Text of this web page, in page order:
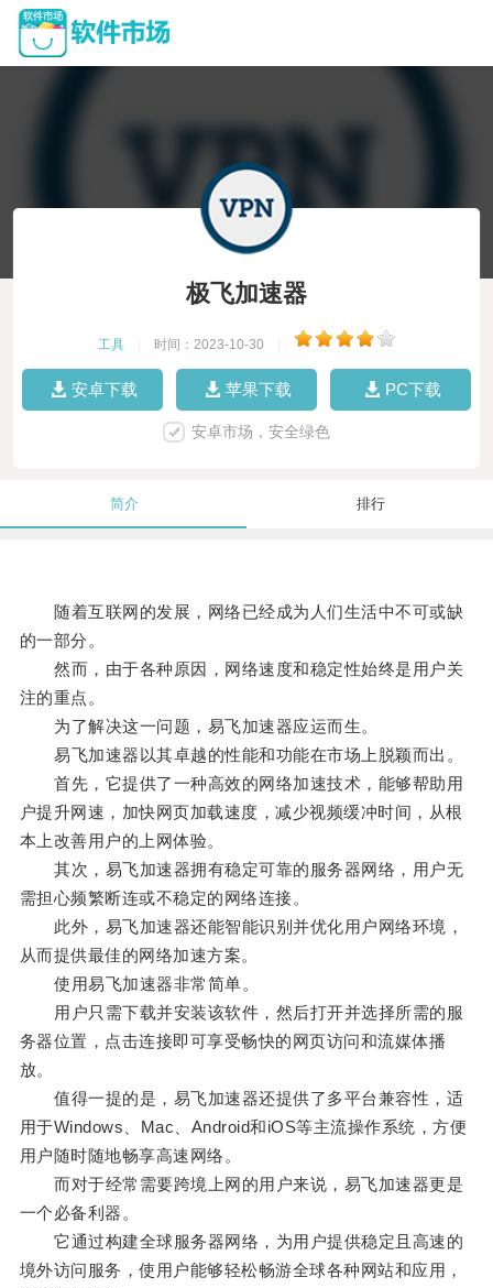
极飞加速器
工具 时间：2023-10-30
安卓下载 苹果下载 PC下载
安卓市场，安全绿色
简介 排行
随着互联网的发展，网络已经成为人们生活中不可或缺
的一部分。
然而，由于各种原因，网络速度和稳定性始终是用户关
注的重点。
为了解决这一问题，易飞加速器应运而生。
易飞加速器以其卓越的性能和功能在市场上脱颖而出。
首先，它提供了一种高效的网络加速技术，能够帮助用
户提升网速，加快网页加载速度，减少视频缓冲时间，从根
本上改善用户的上网体验。
其次，易飞加速器拥有稳定可靠的服务器网络，用户无
需担心频繁断连或不稳定的网络连接。
此外，易飞加速器还能智能识别并优化用户网络环境，
从而提供最佳的网络加速方案。
使用易飞加速器非常简单。
用户只需下载并安装该软件，然后打开并选择所需的服
务器位置，点击连接即可享受畅快的网页访问和流媒体播
放。
值得一提的是，易飞加速器还提供了多平台兼容性，适
用于Windows、Mac、Android和iOS等主流操作系统，方便
用户随时随地畅享高速网络。
而对于经常需要跨境上网的用户来说，易飞加速器更是
一个必备利器。
它通过构建全球服务器网络，为用户提供稳定且高速的
境外访问服务，使用户能够轻松畅游全球各种网站和应用，